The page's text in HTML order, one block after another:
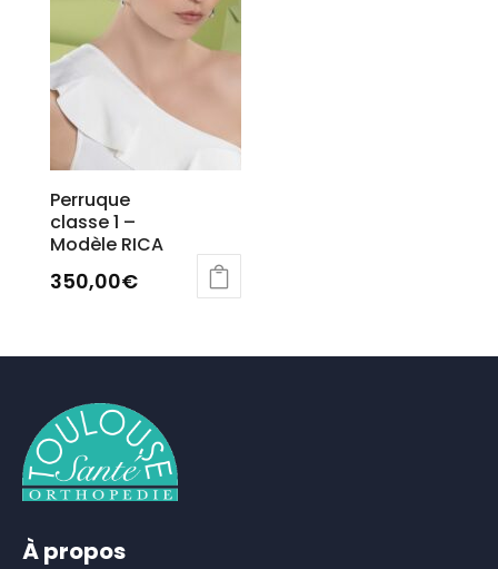
Perruque
classe 1 –
Modèle RICA
350,00€
a
variations.
Les
options
peuvent
être
sur
À propos